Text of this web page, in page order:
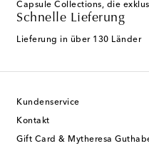
Capsule Collections, die
Schnelle Lieferung
Lieferung in über 130 Länder
Kundenservice
Kontakt
Gift Card & Mytheresa